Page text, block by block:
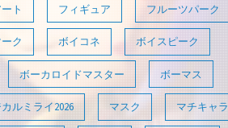
ト フィギュア フルーツパーク
ク ボイコネ ボイスピーク
ボーカロイドマスター ボーマス
ルミライ2026 マスク マチキャラ